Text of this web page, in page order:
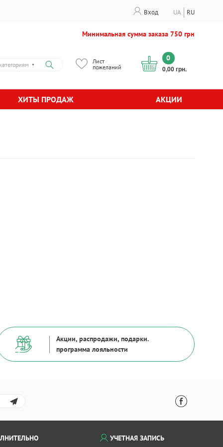
Вход RU
UA
Минимальная сумма заказа 750 грн
▼
Лист
пожеланий
0
0,00 грн.
ХИТЫ ПРОДАЖ АКЦИИ
Акции, распродажи, подарки.
программа лояльности
УЧЕТНАЯ ЗАПИСЬ